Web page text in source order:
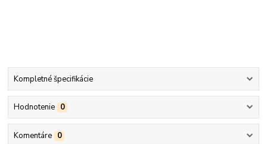
Kompletné špecifikácie
Hodnotenie 0
Komentáre 0